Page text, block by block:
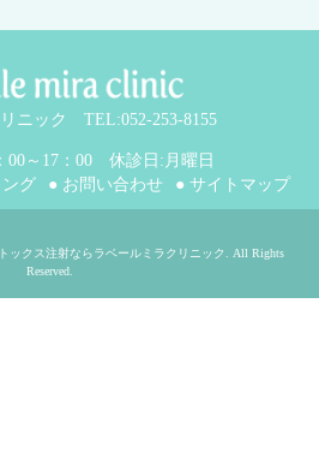
ニック TEL:052-253-8155
00～17：00 休診日:月曜日
グ
● お問い合わせ ● サイトマップ
ックス注射ならラベールミラクリニック
. All Rights
Reserved.